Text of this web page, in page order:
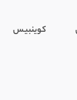
کوینبیس